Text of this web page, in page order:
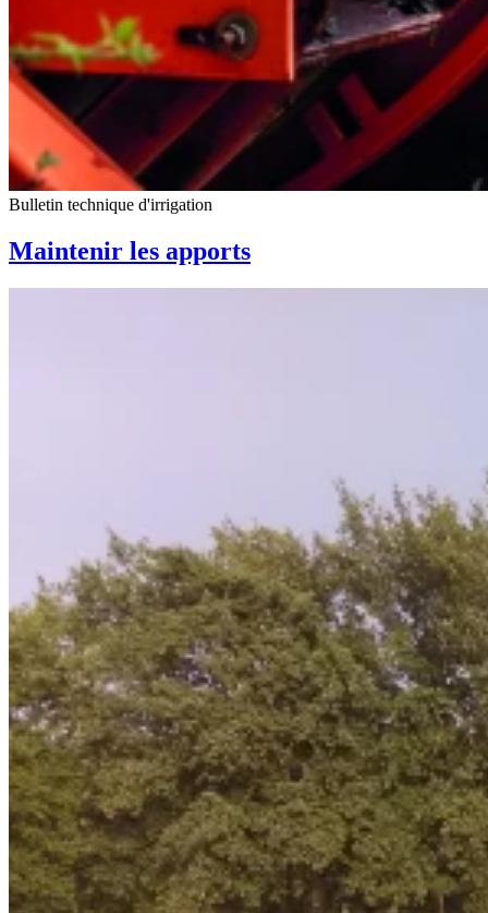
Bulletin technique d'irrigation
Maintenir les apports